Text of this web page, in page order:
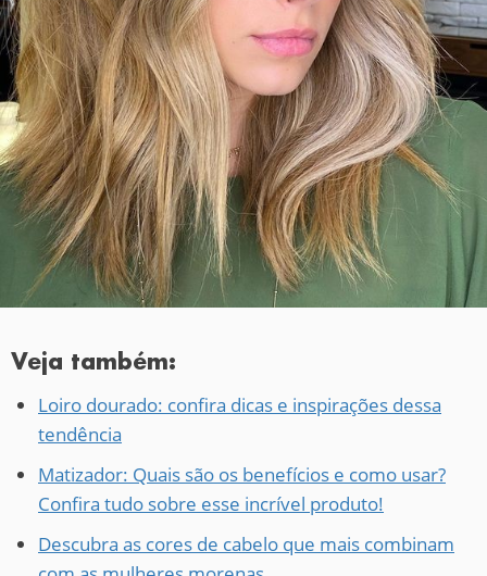
Veja também:
Loiro dourado: confira dicas e inspirações dessa
tendência
Matizador: Quais são os benefícios e como usar?
Confira tudo sobre esse incrível produto!
Descubra as cores de cabelo que mais combinam